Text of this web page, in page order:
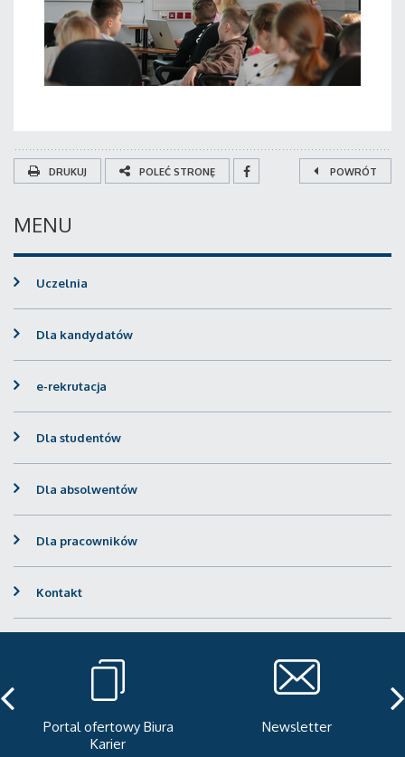
DRUKUJ POLEĆ STRONĘ POWRÓT
MENU
Uczelnia
Dla kandydatów
e-rekrutacja
Dla studentów
Dla absolwentów
Dla pracowników
Kontakt
Portal ofertowy Biura
Karier
Newsletter